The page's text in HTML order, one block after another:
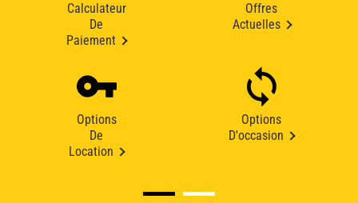
Calculateur
De
Paiement
Offres
Actuelles
Options
De
Location
Options
D'occasion